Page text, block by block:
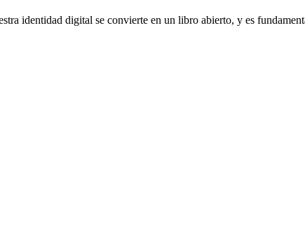
identidad digital se convierte en un libro abierto, y es